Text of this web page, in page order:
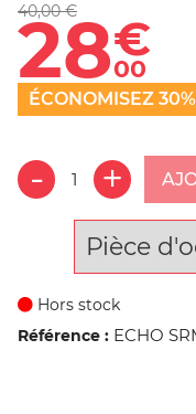
40,00 €
28€
00
ÉCONOMISEZ 30%
Pièce
Hors stock
Référence : ECHO